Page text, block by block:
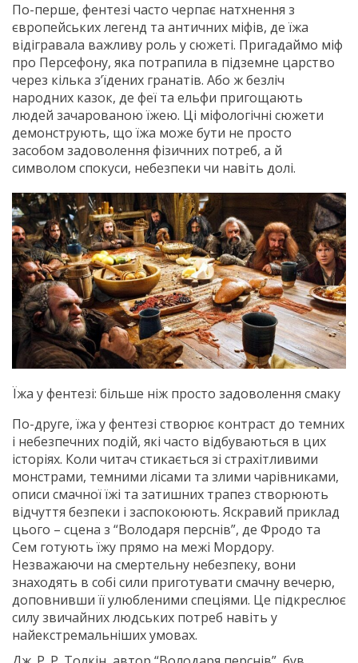
По-перше, фентезі часто черпає натхнення з
європейських легенд та античних міфів, де їжа
відігравала важливу роль у сюжеті. Пригадаймо міф
про Персефону, яка потрапила в підземне царство
через кілька з’їдених гранатів. Або ж безліч
народних казок, де феї та ельфи пригощають
людей зачарованою їжею. Ці міфологічні сюжети
демонструють, що їжа може бути не просто
засобом задоволення фізичних потреб, а й
символом спокуси, небезпеки чи навіть долі.
Їжа у фентезі: більше ніж просто задоволення смаку
По-друге, їжа у фентезі створює контраст до темних
і небезпечних подій, які часто відбуваються в цих
історіях. Коли читач стикається зі страхітливими
монстрами, темними лісами та злими чарівниками,
описи смачної їжі та затишних трапез створюють
відчуття безпеки і заспокоюють. Яскравий приклад
цього – сцена з “Володаря перснів”, де Фродо та
Сем готують їжу прямо на межі Мордору.
Незважаючи на смертельну небезпеку, вони
знаходять в собі сили приготувати смачну вечерю,
доповнивши її улюбленими спеціями. Це підкреслює
силу звичайних людських потреб навіть у
найекстремальніших умовах.